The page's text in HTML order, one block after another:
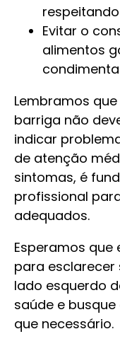
Evitar o
alimentos
Lembramos
barriga não
indicar
de atenção
sintomas, é
profissional
adequados.
Esperamos
para esclarecer
lado esquerdo
saúde e
que necessário.